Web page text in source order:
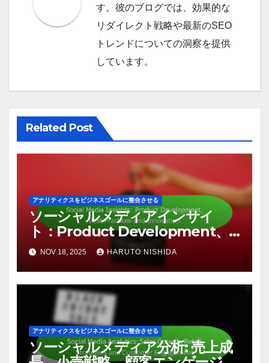
ByHaruto Nishida
SEO戦略の専門家であり、特に
301リダイレクトと古いドメイ
リダイレクト戦略や最新のSEO
トレンドについての洞察を提供
Related Post
アナリティクスをビジネスゴールに整合させる
ソーシャルメディアインサイ
ト：Product Development、
Best Practices and Innovation
NOV 18, 2025 HARUTO NISHIDA